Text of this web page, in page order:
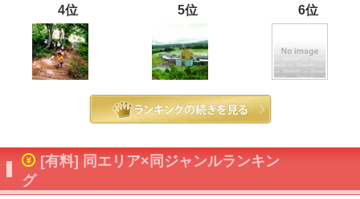
4位 5位 6位
[有料] 同エリア×同ジャンルランキン
グ